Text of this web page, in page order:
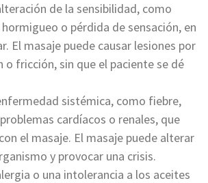
de la sensibilidad, como
o pérdida de sensación, en
El masaje puede causar lesiones por
o fricción, sin que el paciente se dé
sistémica, como fiebre,
cardíacos o renales, que
el masaje. El masaje puede alterar
y provocar una crisis.
o una intolerancia a los aceites